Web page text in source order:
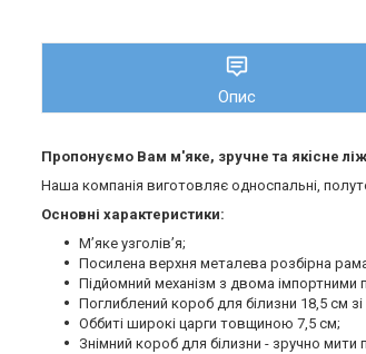
Опис
Пропонуємо Вам м'яке, зручне та якiсне
Наша компанія виготовляє односпальні,
Основні характеристики:
М’яке узголів’я;
Посилена верхня металева розбірна
Підйомний механізм з двома імпортними
Поглиблений короб для білизни 18,5 см
Оббиті широкі царги товщиною 7,5 см;
Знімний короб для білизни - зручно мити